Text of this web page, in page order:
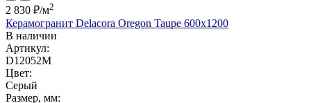
2 830 ₽/м2
Керамогранит Delacora Oregon Taupe 600x1200
В наличии
Артикул:
D12052M
Цвет:
Серый
Размер, мм: